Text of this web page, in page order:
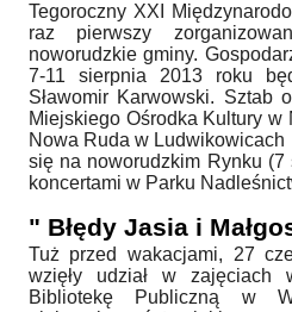
Tegoroczny XXI
raz pierwszy
noworudzkie gminy.
7-11 sierpnia 2013 roku
Sławomir Karwowski. Sztab
Miejskiego Ośrodka Kultury
Nowa Ruda w Ludwikowicach
się na noworudzkim Rynku
koncertami w Parku
" Błędy Jasia i
Tuż przed wakacjami, 27
wzięły udział w zajęciach
Bibliotekę Publiczną w